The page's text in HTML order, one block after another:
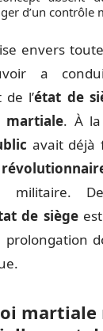
d’un contrôle
envers
a
de l’état de
martiale. À la
avait déjà
de siègeest
martiale